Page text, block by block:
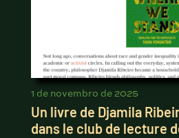
1 de novembro de 2025
Un livre de Djamila
dans le club de lecture